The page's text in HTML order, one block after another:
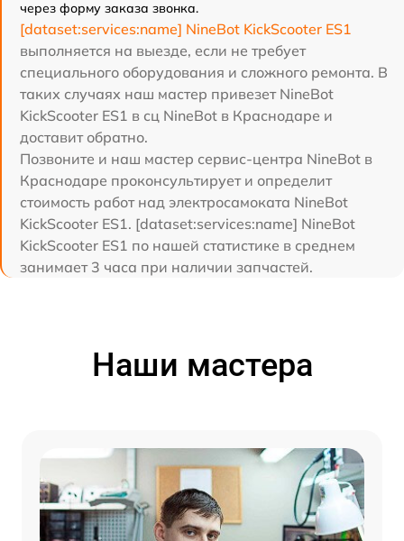
через форму заказа звонка.
[dataset:services:name] NineBot KickScooter ES1
выполняется на выезде, если не требует
специального оборудования и сложного ремонта. В
таких случаях наш мастер привезет NineBot
KickScooter ES1 в сц NineBot в Краснодаре и
доставит обратно.
Позвоните и наш мастер сервис-центра NineBot в
Краснодаре проконсультирует и определит
стоимость работ над электросамоката NineBot
KickScooter ES1. [dataset:services:name] NineBot
KickScooter ES1 по нашей статистике в среднем
занимает 3 часа при наличии запчастей.
Наши мастера